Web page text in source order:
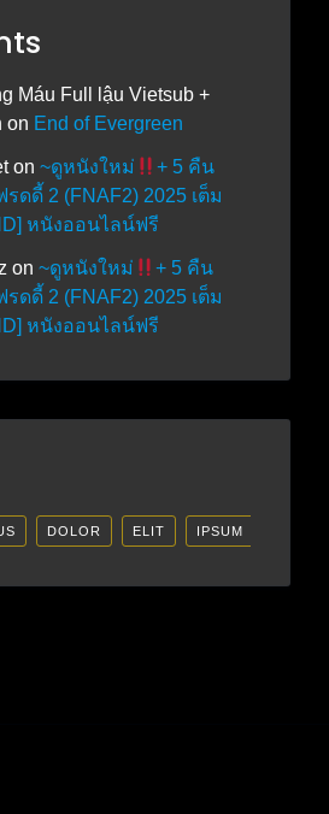
Máu Full lậu Vietsub +
on End of Evergreen
on ~ดูหนังใหม่
+ 5 คืน
รดดี้ 2 (FNAF2) 2025 เต็ม
หนังออนไลน์ฟรี
on ~ดูหนังใหม่
+ 5 คืน
รดดี้ 2 (FNAF2) 2025 เต็ม
หนังออนไลน์ฟรี
DOLOR ELIT IPSUM